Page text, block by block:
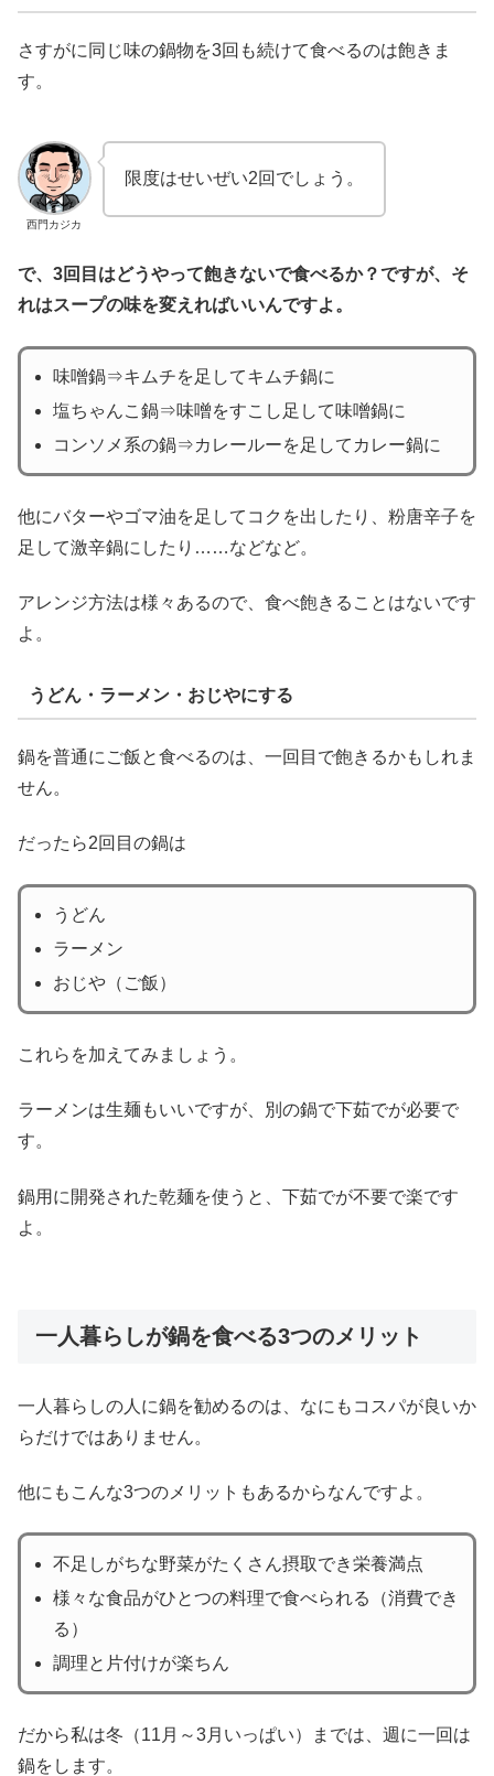
さすがに同じ味の鍋物を3回も続けて食べるのは飽きま
す。
西門カジカ
限度はせいぜい2回でしょう。
で、3回目はどうやって飽きないで食べるか？ですが、そ
れはスープの味を変えればいいんですよ。
味噌鍋⇒キムチを足してキムチ鍋に
塩ちゃんこ鍋⇒味噌をすこし足して味噌鍋に
コンソメ系の鍋⇒カレールーを足してカレー鍋に
他にバターやゴマ油を足してコクを出したり、粉唐辛子を
足して激辛鍋にしたり……などなど。
アレンジ方法は様々あるので、食べ飽きることはないです
よ。
うどん・ラーメン・おじやにする
鍋を普通にご飯と食べるのは、一回目で飽きるかもしれま
せん。
だったら2回目の鍋は
うどん
ラーメン
おじや（ご飯）
これらを加えてみましょう。
ラーメンは生麺もいいですが、別の鍋で下茹でが必要で
す。
鍋用に開発された乾麺を使うと、下茹でが不要で楽です
よ。
一人暮らしが鍋を食べる3つのメリット
一人暮らしの人に鍋を勧めるのは、なにもコスパが良いか
らだけではありません。
他にもこんな3つのメリットもあるからなんですよ。
不足しがちな野菜がたくさん摂取でき栄養満点
様々な食品がひとつの料理で食べられる（消費でき
る）
調理と片付けが楽ちん
だから私は冬（11月～3月いっぱい）までは、週に一回は
鍋をします。